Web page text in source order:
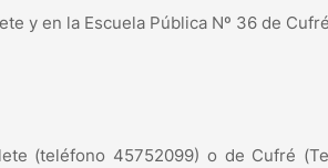
y en la Escuela Pública Nº 36 de
(teléfono 45752099) o de Cufré